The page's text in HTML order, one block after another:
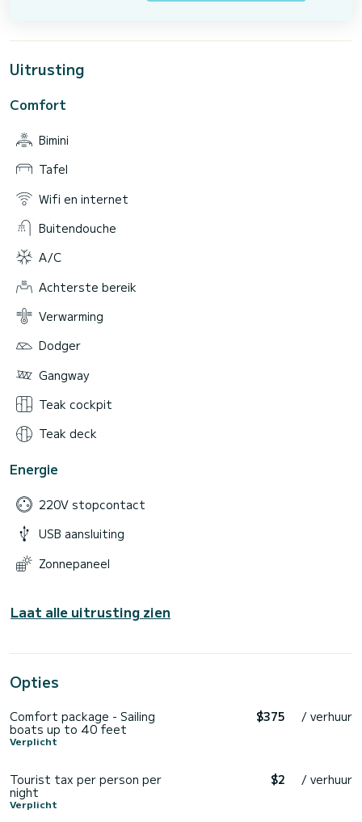
Uitrusting
Comfort
Bimini
Tafel
Wifi en internet
Buitendouche
A/C
Achterste bereik
Verwarming
Dodger
Gangway
Teak cockpit
Teak deck
Energie
220V stopcontact
USB aansluiting
Zonnepaneel
Laat alle uitrusting zien
Opties
Comfort package - Sailing
boats up to 40 feet
Verplicht
$375 / verhuur
Tourist tax per person per
night
Verplicht
$2 / verhuur